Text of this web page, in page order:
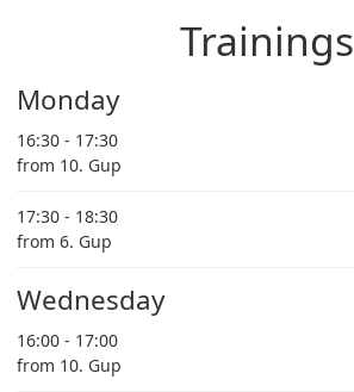
Trainings
Monday
16:30 - 17:30
from 10. Gup
17:30 - 18:30
from 6. Gup
Wednesday
16:00 - 17:00
from 10. Gup